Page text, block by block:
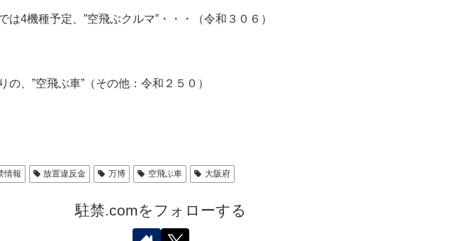
は4機種予定、”空飛ぶクルマ”・・・（令和３０６）
の、”空飛ぶ車”（その他：令和２５０）
情報 放置違反金 万博 空飛ぶ車 大阪府
駐禁.comをフォローする